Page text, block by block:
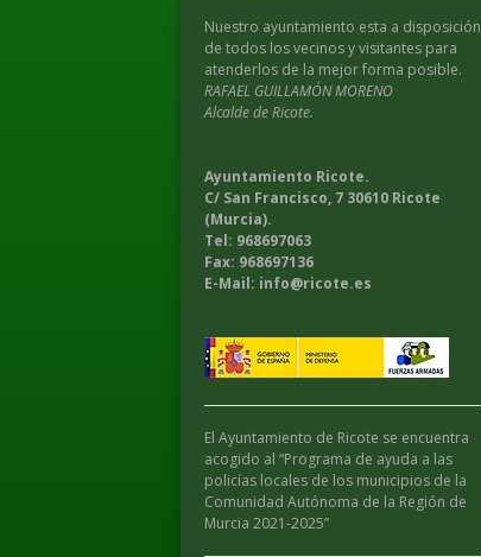
Nuestro ayuntamiento esta a disposición
de todos los vecinos y visitantes para
atenderlos de la mejor forma posible.
RAFAEL GUILLAMÓN MORENO
Alcalde de Ricote.
Ayuntamiento Ricote.
C/ San Francisco, 7 30610 Ricote
(Murcia).
Tel: 968697063
Fax: 968697136
E-Mail: info@ricote.es
El Ayuntamiento de Ricote se encuentra
acogido al “Programa de ayuda a las
policías locales de los municipios de la
Comunidad Autónoma de la Región de
Murcia 2021-2025”